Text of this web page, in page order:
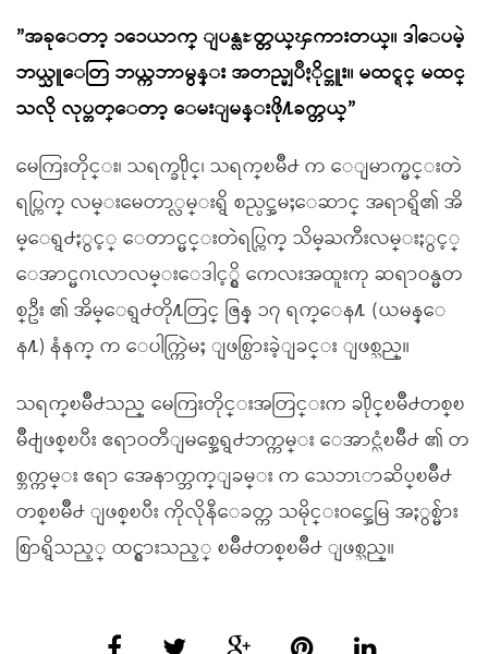
”အခုေတာ့ ၁၁ေယာက္ ျပန္လႊတ္တယ္ၾကားတယ္။ ဒါေပမဲ့
ဘယ္သူေတြ ဘယ္ကဘာမွန္း အတည္မျပဳႏိုင္ဘူး။ မထင္ရင္ မထင္
သလို လုပ္တတ္ေတာ့ ေမးျမန္းဖို႔ခက္တယ္”
မေကြးတိုင္း၊ သရက္ခ႐ိုင္၊ သရက္ၿမိဳ႕ က ေျမာက္မင္းတဲ
ရပ္ကြက္ လမ္းမေတာ္လမ္းရွိ စည္ပင္အမႈေဆာင္ အရာရွိ၏ အိ
မ္ေရွ႕ႏွင့္ ေတာင္မင္းတဲရပ္ကြက္ သိမ္ႀကီးလမ္းႏွင့္
ေအာင္မဂၤလာလမ္းေဒါင့္ရွိ ကေလးအထူးကု ဆရာဝန္မတ
စ္ဦး ၏ အိမ္ေရွ႕တို႔တြင္ ဇြန္ ၁၇ ရက္ေန႔ (ယမန္ေ
န႔) နံနက္ က ေပါက္ကြဲမႈ ျဖစ္ပြားခဲ့ျခင္း ျဖစ္သည္။
သရက္ၿမိဳ႕သည္ မေကြးတိုင္းအတြင္းက ခ႐ိုင္ၿမိဳ႕တစ္ၿ
မိဳ႕ျဖစ္ၿပီး ဧရာဝတီျမစ္အေရွ႕ဘက္ကမ္း ေအာင္လံၿမိဳ႕ ၏ တ
စ္ဘက္ကမ္း ဧရာ အေနာက္ဘက္ျခမ္း က သေဘၤာဆိပ္ၿမိဳ႕
တစ္ၿမိဳ႕ ျဖစ္ၿပီး ကိုလိုနီေခတ္က သမိုင္းဝင္အေမြ အႏွစ္မ်ား
စြာရွိသည့္ ထင္ရွားသည့္ ၿမိဳ႕တစ္ၿမိဳ႕ ျဖစ္သည္။